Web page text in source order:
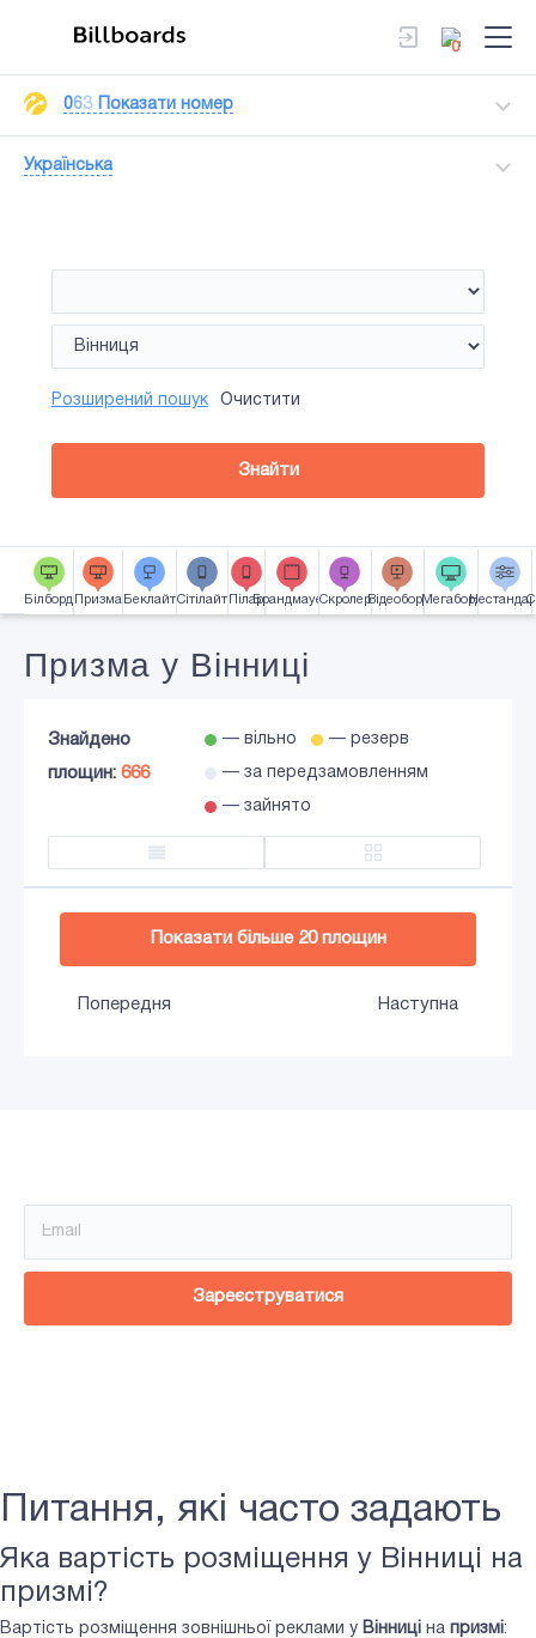
0
063 Показати номер
Українська
Часткова зайнятість
Підсвітка
Розширений пошук Очистити
Знайти
Карта
Білборд Призма БеклайтСiтiлайт ПіларБрандмауерСкролерВідеобордМегаборд
Призма у Вінниці
Знайдено
площин: 666
— вільно — резерв
— за передзамовленням
— зайнято
Додати в кошик
Показати більше 20 площин
Попередня Наступна
Зареєструватися
Питання, які часто задають
Яка вартість розміщення у Вінниці на
призмі?
Вартість розміщення зовнішньої реклами у Вінниці на призмі: